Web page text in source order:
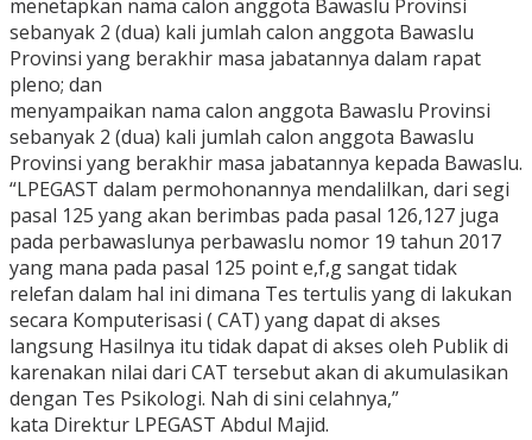
menetapkan nama calon anggota Bawaslu Provinsi
sebanyak 2 (dua) kali jumlah calon anggota Bawaslu
Provinsi yang berakhir masa jabatannya dalam rapat
pleno; dan
menyampaikan nama calon anggota Bawaslu Provinsi
sebanyak 2 (dua) kali jumlah calon anggota Bawaslu
Provinsi yang berakhir masa jabatannya kepada Bawaslu.
“LPEGAST dalam permohonannya mendalilkan, dari segi
pasal 125 yang akan berimbas pada pasal 126,127 juga
pada perbawaslunya perbawaslu nomor 19 tahun 2017
yang mana pada pasal 125 point e,f,g sangat tidak
relefan dalam hal ini dimana Tes tertulis yang di lakukan
secara Komputerisasi ( CAT) yang dapat di akses
langsung Hasilnya itu tidak dapat di akses oleh Publik di
karenakan nilai dari CAT tersebut akan di akumulasikan
dengan Tes Psikologi. Nah di sini celahnya,”
kata Direktur LPEGAST Abdul Majid.